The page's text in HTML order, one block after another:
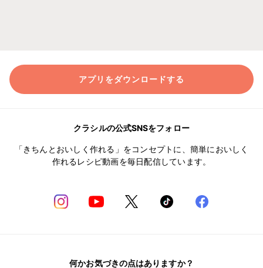
アプリをダウンロードする
クラシルの公式SNSをフォロー
「きちんとおいしく作れる」をコンセプトに、簡単においしく
作れるレシピ動画を毎日配信しています。
何かお気づきの点はありますか？